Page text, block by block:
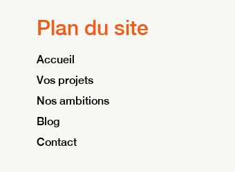
Plan du site
Accueil
Vos projets
Nos ambitions
Blog
Contact